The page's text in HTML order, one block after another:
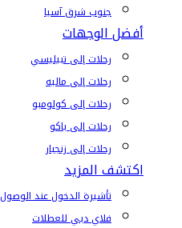
جنوب شرق آسيا
أفضل الوجهات
رحلات إلى تبيليسي
رحلات إلى ماليه
رحلات إلى كولومبو
رحلات إلى باكو
رحلات إلى زنجبار
اكتشف المزيد
تأشيرة الدخول عند الوصول
فلاي دبي للعطلات